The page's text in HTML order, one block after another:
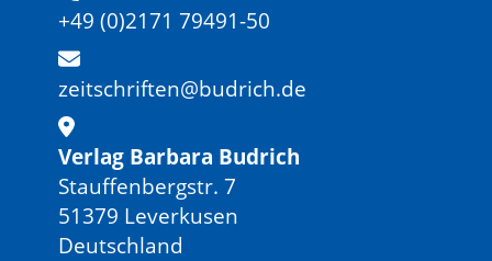
+49 (0)2171 79491-50
zeitschriften@budrich.de
Verlag Barbara Budrich
Stauffenbergstr. 7
51379 Leverkusen
Deutschland